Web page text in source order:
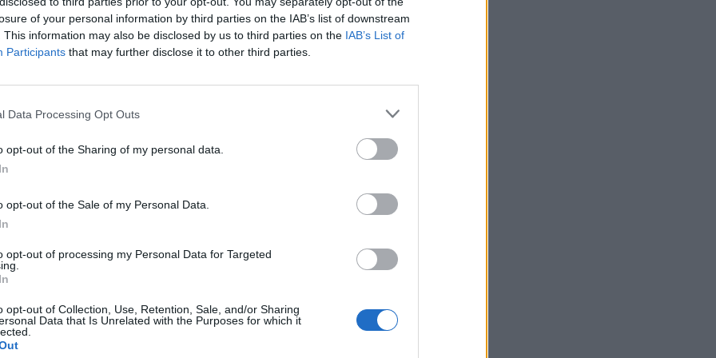
of your personal information by third parties on the IAB’s list of downstream
This information may also be disclosed by us to third parties on the IAB’s List of
Participants that may further disclose it to other third parties.
Data Processing Opt Outs
opt-out of the Sharing of my personal data.
opt-out of the Sale of my Personal Data.
opt-out of processing my Personal Data for Targeted
opt-out of Collection, Use, Retention, Sale, and/or Sharing
Data that Is Unrelated with the Purposes for which it
- jelentették be az ausztrál hatóságok pénteken. A kábítószert légmentesen lezárt
fel, hangszórókba rejtve, melyek egy Bangkokban feladott konténerben érkeztek
portfolio.hu hírarchívumához tartozik, melynek olvasása előfizetéses
tartalmazza:
cikkarchívum